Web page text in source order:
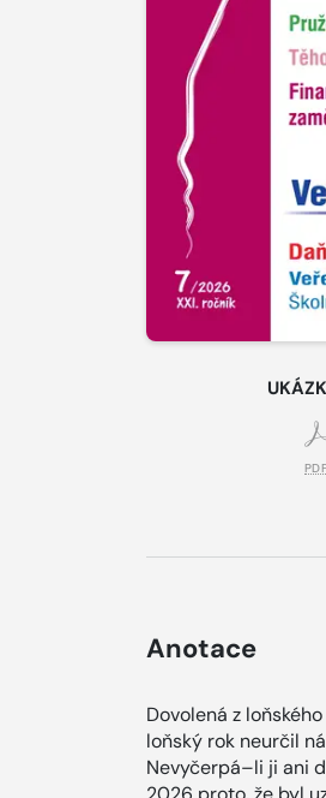
Anotace
Dovolená z
loňský rok neurčil
Nevyčerpá–li ji ani